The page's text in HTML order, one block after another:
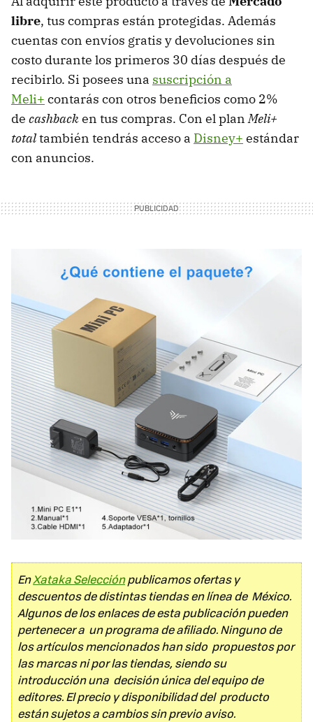
libre, tus compras están protegidas. Además
cuentas con envíos gratis y devoluciones sin
costo durante los primeros 30 días después de
recibirlo. Si posees una suscripción a
Meli+ contarás con otros beneficios como 2%
de cashbacken tus compras. Con el plan Meli+
totaltambién tendrás acceso a Disney+ estándar
con anuncios.
EnXataka Selecciónpublicamos ofertas y
descuentos de distintas tiendas en línea de México.
Algunos de los enlaces de esta publicación pueden
pertenecer a un programa de afiliado. Ninguno de
los artículos mencionados han sido propuestos por
las marcas ni por las tiendas, siendo su
introducción una decisión única del equipo de
editores. El precio y disponibilidad del producto
están sujetos a cambios sin previo aviso.